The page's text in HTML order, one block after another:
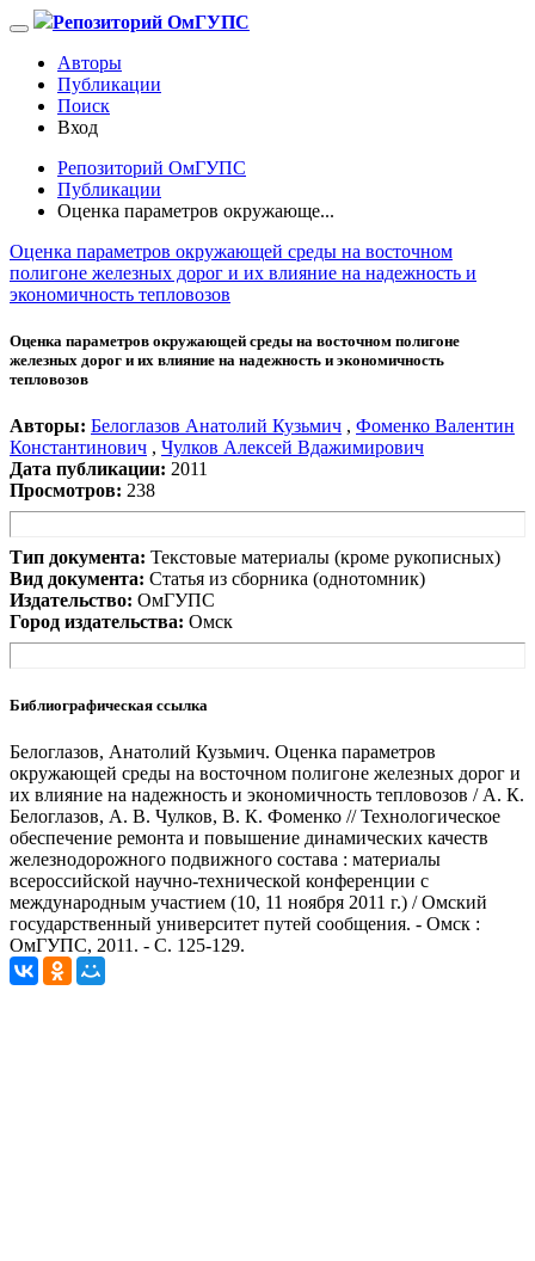
Репозиторий ОмГУПС
Авторы
Публикации
Поиск
Вход
Репозиторий ОмГУПС
Публикации
Оценка параметров окружающе...
Оценка параметров окружающей среды на восточном
полигоне железных дорог и их влияние на надежность и
экономичность тепловозов
Оценка параметров окружающей среды на восточном полигоне
железных дорог и их влияние на надежность и экономичность
тепловозов
Авторы: Белоглазов Анатолий Кузьмич , Фоменко Валентин
Константинович , Чулков Алексей Вдажимирович
Дата публикации: 2011
Просмотров: 238
Тип документа: Текстовые материалы (кроме рукописных)
Вид документа: Статья из сборника (однотомник)
Издательство: ОмГУПС
Город издательства: Омск
Библиографическая ссылка
Белоглазов, Анатолий Кузьмич. Оценка параметров
окружающей среды на восточном полигоне железных дорог и
их влияние на надежность и экономичность тепловозов / А. К.
Белоглазов, А. В. Чулков, В. К. Фоменко // Технологическое
обеспечение ремонта и повышение динамических качеств
железнодорожного подвижного состава : материалы
всероссийской научно-технической конференции с
международным участием (10, 11 ноября 2011 г.) / Омский
государственный университет путей сообщения. - Омск :
ОмГУПС, 2011. - С. 125-129.